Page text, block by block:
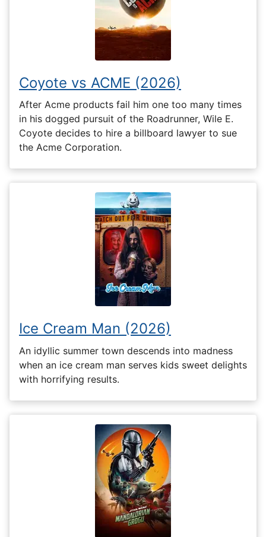
Coyote vs ACME (2026)
After Acme products fail him one too many times
in his dogged pursuit of the Roadrunner, Wile E.
Coyote decides to hire a billboard lawyer to sue
the Acme Corporation.
Ice Cream Man (2026)
An idyllic summer town descends into madness
when an ice cream man serves kids sweet delights
with horrifying results.